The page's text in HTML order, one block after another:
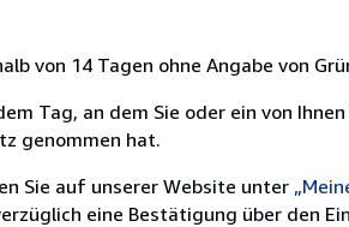
von 14 Tagen ohne Angabe von
Tag, an dem Sie oder ein von
genommen hat.
Sie auf unserer Website unter
eine Bestätigung über den